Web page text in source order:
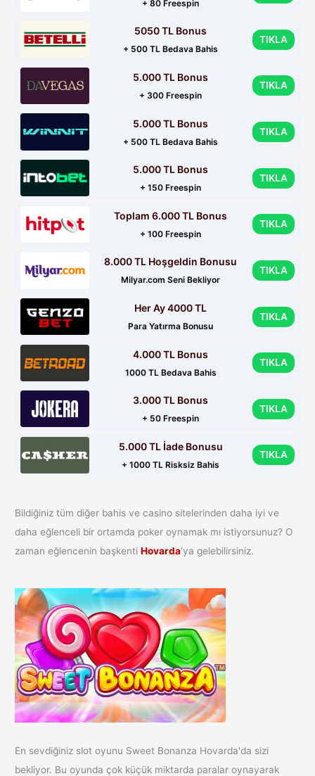
+ 80 Freespin
5050 TL Bonus
+ 500 TL Bedava Bahis
TIKLA
5.000 TL Bonus
+ 300 Freespin
TIKLA
5.000 TL Bonus
+ 500 TL Bedava Bahis
TIKLA
5.000 TL Bonus
+ 150 Freespin
TIKLA
Toplam 6.000 TL Bonus
+ 100 Freespin
TIKLA
8.000 TL Hoşgeldin Bonusu
Milyar.com Seni Bekliyor
TIKLA
Her Ay 4000 TL
Para Yatırma Bonusu
TIKLA
4.000 TL Bonus
1000 TL Bedava Bahis
TIKLA
3.000 TL Bonus
+ 50 Freespin
TIKLA
5.000 TL İade Bonusu
+ 1000 TL Risksiz Bahis
TIKLA
Bildiğiniz tüm diğer bahis ve casino sitelerinden daha iyi ve
daha eğlenceli bir ortamda poker oynamak mı istiyorsunuz? O
zaman eğlencenin başkentiHovarda'ya gelebilirsiniz.
En sevdiğiniz slot oyunu Sweet Bonanza Hovarda'da sizi
bekliyor. Bu oyunda çok küçük miktarda paralar oynayarak